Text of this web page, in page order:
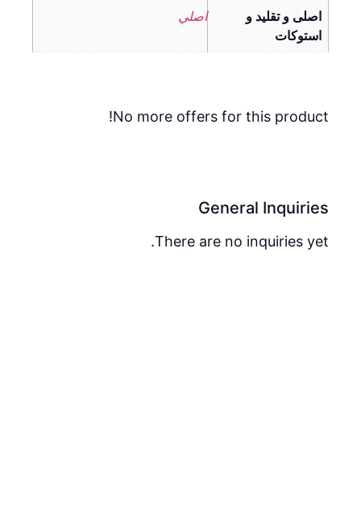
اصلى و تقليد و
استوكات
اصلي
No more offers for this product!
General Inquiries
There are no inquiries yet.